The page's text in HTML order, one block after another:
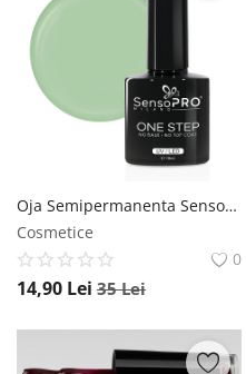
Oja Semipermanenta SensoPRO Milano One Step 10ml, Green Lemonade #068 SensoPRO Milano
Cosmetice
0
14,90 Lei 35Lei